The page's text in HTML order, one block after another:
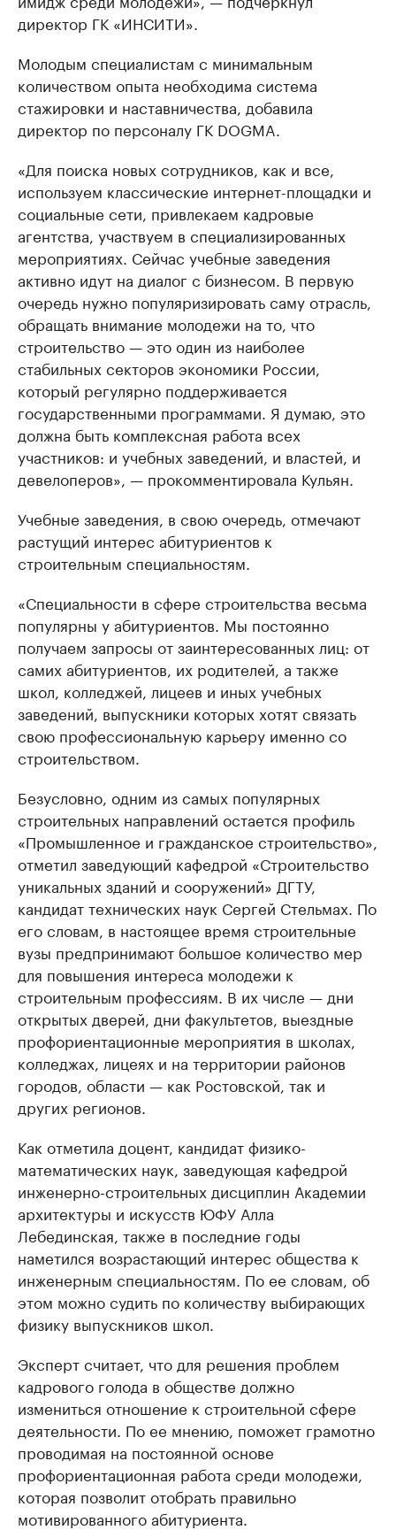
директор ГК «ИНСИТИ».
Молодым специалистам с минимальным
количеством опыта необходима система
стажировки и наставничества, добавила
директор по персоналу ГК DOGMA.
«Для поиска новых сотрудников, как и все,
используем классические интернет-площадки и
социальные сети, привлекаем кадровые
агентства, участвуем в специализированных
мероприятиях. Сейчас учебные заведения
активно идут на диалог с бизнесом. В первую
очередь нужно популяризировать саму отрасль,
обращать внимание молодежи на то, что
строительство — это один из наиболее
стабильных секторов экономики России,
который регулярно поддерживается
государственными программами. Я думаю, это
должна быть комплексная работа всех
участников: и учебных заведений, и властей, и
девелоперов», — прокомментировала Кульян.
Учебные заведения, в свою очередь, отмечают
растущий интерес абитуриентов к
строительным специальностям.
«Специальности в сфере строительства весьма
популярны у абитуриентов. Мы постоянно
получаем запросы от заинтересованных лиц: от
самих абитуриентов, их родителей, а также
школ, колледжей, лицеев и иных учебных
заведений, выпускники которых хотят связать
свою профессиональную карьеру именно со
строительством.
Безусловно, одним из самых популярных
строительных направлений остается профиль
«Промышленное и гражданское строительство»,
отметил заведующий кафедрой «Строительство
уникальных зданий и сооружений» ДГТУ,
кандидат технических наук Сергей Стельмах. По
его словам, в настоящее время строительные
вузы предпринимают большое количество мер
для повышения интереса молодежи к
строительным профессиям. В их числе — дни
открытых дверей, дни факультетов, выездные
профориентационные мероприятия в школах,
колледжах, лицеях и на территории районов
городов, области — как Ростовской, так и
других регионов.
Как отметила доцент, кандидат физико-
математических наук, заведующая кафедрой
инженерно-строительных дисциплин Академии
архитектуры и искусств ЮФУ Алла
Лебединская, также в последние годы
наметился возрастающий интерес общества к
инженерным специальностям. По ее словам, об
этом можно судить по количеству выбирающих
физику выпускников школ.
Эксперт считает, что для решения проблем
кадрового голода в обществе должно
измениться отношение к строительной сфере
деятельности. По ее мнению, поможет грамотно
проводимая на постоянной основе
профориентационная работа среди молодежи,
которая позволит отобрать правильно
мотивированного абитуриента.